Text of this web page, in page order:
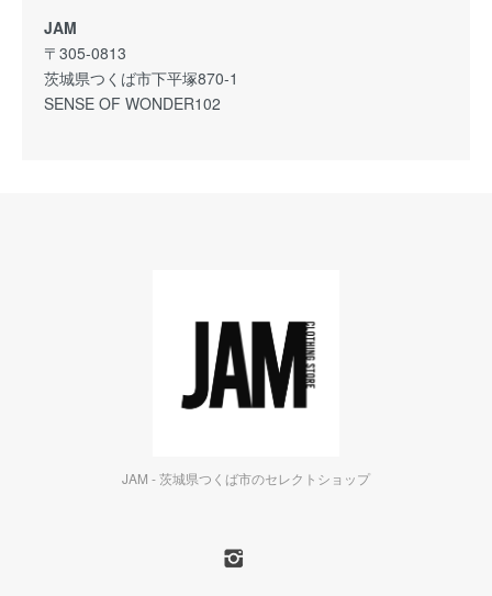
JAM
〒305-0813
茨城県つくば市下平塚870-1
SENSE OF WONDER102
JAM - 茨城県つくば市のセレクトショップ